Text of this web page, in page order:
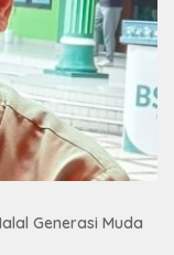
Generasi Muda